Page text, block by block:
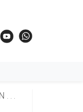
. . .